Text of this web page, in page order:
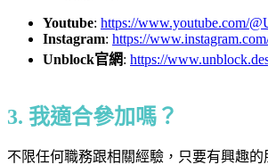
Youtube: https://www.youtube.com/
Instagram: https://
Unblock官網: https://
3. 我適合參加嗎？
不限任何職務跟相關經驗，只要有興趣